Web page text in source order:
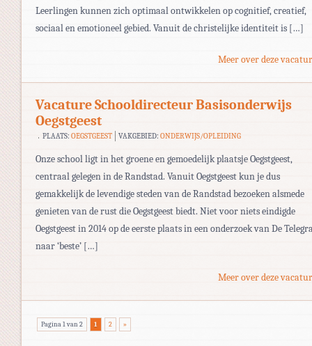
Leerlingen kunnen zich optimaal ontwikkelen op cognitief, creatief,
sociaal en emotioneel gebied. Vanuit de christelijke identiteit is […]
Meer over deze
Vacature Schooldirecteur Basisonderwijs
Oegstgeest
PLAATS: OEGSTGEEST VAKGEBIED:ONDERWIJS/OPLEIDING
Onze school ligt in het groene en gemoedelijk plaatsje Oegstgeest,
centraal gelegen in de Randstad. Vanuit Oegstgeest kun je dus
gemakkelijk de levendige steden van de Randstad bezoeken alsmede
genieten van de rust die Oegstgeest biedt. Niet voor niets eindigde
Oegstgeest in 2014 op de eerste plaats in een onderzoek van De
naar ‘beste’ […]
Meer over deze
Pagina 1 van 2 1 2 »